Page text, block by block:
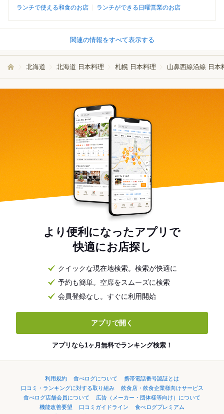
ランチで使える和食のお店
ランチができる日曜営業のお店
関連の情報をすべて表示する
北海道 北海道 日本料理 札幌 日本料理 山鼻西線沿線 日本
より便利になったアプリで
快適にお店探し
クイックな現在地検索。検索が快適に
予約も簡単。空席をスムーズに検索
会員登録なし。すぐに利用開始
アプリで開く
アプリなら1ヶ月無料でランキング検索！
利用規約 食べログについて
携帯電話番号認証とは
口コミ・ランキングに対する取り組み
飲食店・飲食企業様向けサービス
食べログ店舗会員について
広告（メーカー・団体様等向け）について
機能改善要望
口コミガイドライン
食べログプレミアム